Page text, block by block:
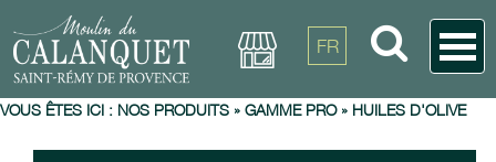
FR
VOUS ÊTES ICI : NOS PRODUITS » GAMME PRO» HUILES D'OLIVE